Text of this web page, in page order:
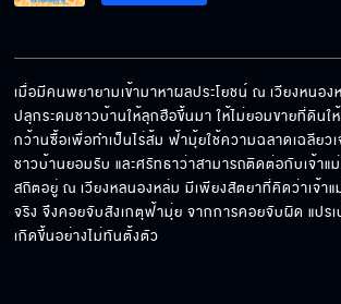
ผู้ที่มาบุกรุก กำลังเอาควา
เมื่อมีคนพยายามเข้ามาหาผลประโยชน์ ณ เวียงหนอ
ปลุกระดมชาวบ้านให้ลุกฮือขึ้นมา ให้ไม่ยอมขายที่ดินใ
กว้านซื้อเพื่อทำเป็นไร่ส้ม ฟ้ามุ้ยใช้ความฉลาดเฉลียว
ชาวบ้านยอมรับ และศรัทธาว่าสามารถติดต่อกับเจ้าแ
สถิตอยู่ ณ เวียงหลนองหล่ม มีเพียงสัตยาที่คิดว่าเจ้าแ
จริง จึงคอยจับสังเกตุฟ้ามุ่ย จากการคอยจับผิด แปร
เกิดขึ้นอย่างไม่ทันตั้งตัว